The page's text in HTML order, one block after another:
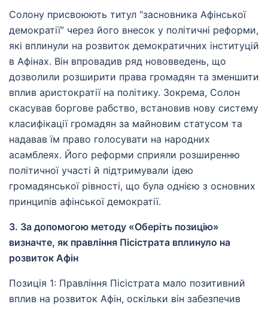
Солону присвоюють титул “засновника Афінської
демократії” через його внесок у політичні реформи,
які вплинули на розвиток демократичних інституцій
в Афінах. Він впровадив ряд нововведень, що
дозволили розширити права громадян та зменшити
вплив аристократії на політику. Зокрема, Солон
скасував боргове рабство, встановив нову систему
класифікації громадян за майновим статусом та
надавав їм право голосувати на народних
асамблеях. Його реформи сприяли розширенню
політичної участі й підтримували ідею
громадянської рівності, що була однією з основних
принципів афінської демократії.
3. За допомогою методу «Оберіть позицію»
визначте, як правління Пісістрата вплинуло на
розвиток Афін
Позиція 1: Правління Пісістрата мало позитивний
вплив на розвиток Афін, оскільки він забезпечив